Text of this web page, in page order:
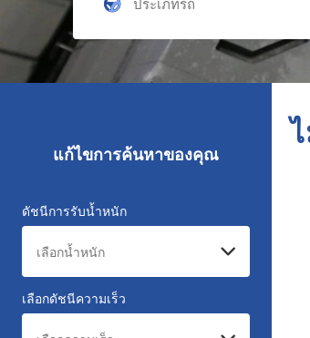
แก้ไขการค้นหาของคุณ
ดัชนีการรับน้ำหนัก
เลือกดัชนีความเร็ว